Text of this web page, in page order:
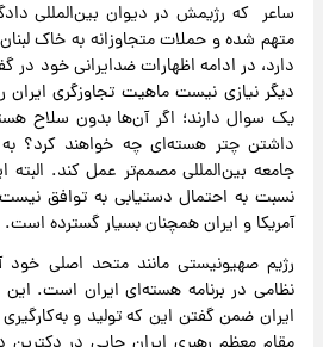
ساعر که رژیمش در دیوان بین‌المللی
متهم شده و حملات متجاوزانه به خاک
دارد، در ادامه اظهارات ضدایرانی خود در
دیگر نیازی نیست ماهیت تجاوزگری
یک سوال دارند؛ اگر آن‌ها بدون سلاح
داشتن چتر هسته‌ای چه خواهند کرد؟ به
جامعه بین‌المللی مصمم‌تر عمل کند.
نسبت به احتمال دستیابی به توافق
آمریکا و ایران همچنان بسیار گسترده است.
رژیم صهیونیستی مانند متحد اصلی
نظامی در برنامه هسته‌ای ایران است.
ایران ضمن گفتن این که تولید و